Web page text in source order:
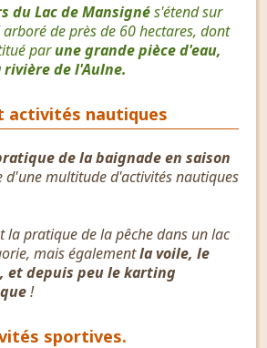
du Lac de Mansignés'étend sur
de près de 60 hectares, dont
parune grande pièce d'eau,
de l'Aulne.
activités nautiques
de la baignade en saison
d'une multitude d'activités nautiques
la pratique de la pêche dans un lac
mais égalementla voile, le
et depuis peu le karting
!
sportives.